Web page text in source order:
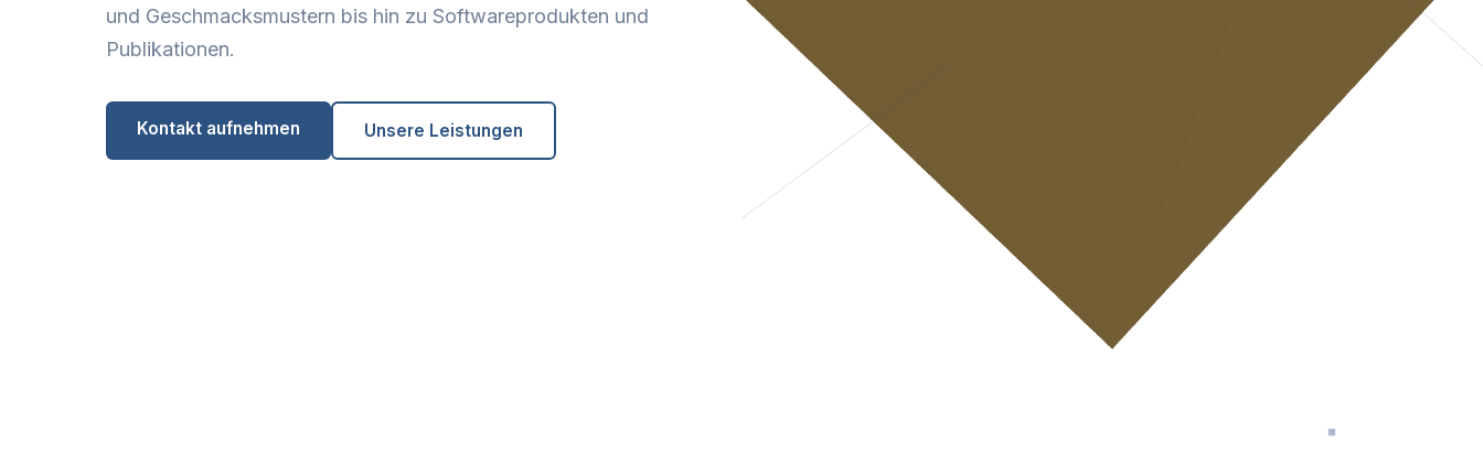
und Geschmacksmustern bis hin zu Softwareprodukten und
Publikationen.
Kontakt aufnehmen Unsere Leistungen